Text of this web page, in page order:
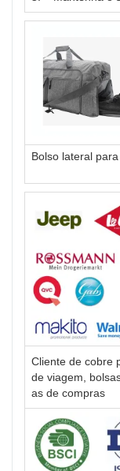
Bolso lateral
Cliente de cobre
de viagem,
as de compras